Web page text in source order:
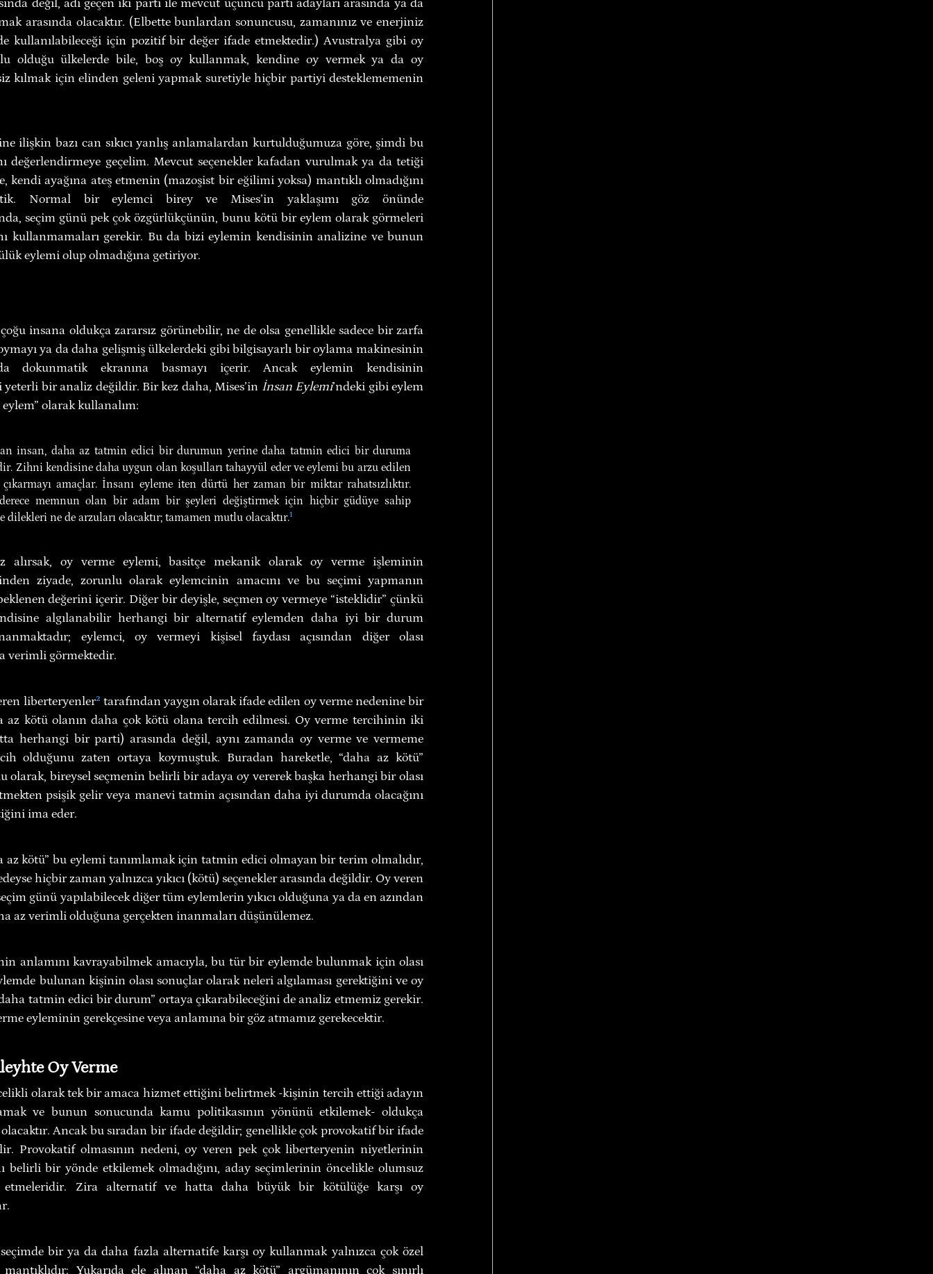
değil, adı geçen iki parti ile mevcut üçüncü parti adayları arasında ya da
arasında olacaktır. (Elbette bunlardan sonuncusu, zamanınız ve enerjiniz
kullanılabileceği için pozitif bir değer ifade etmektedir.) Avustralya gibi oy
olduğu ülkelerde bile, boş oy kullanmak, kendine oy vermek ya da oy
kılmak için elinden geleni yapmak suretiyle hiçbir partiyi desteklememenin
ilişkin bazı can sıkıcı yanlış anlamalardan kurtulduğumuza göre, şimdi bu
değerlendirmeye geçelim. Mevcut seçenekler kafadan vurulmak ya da tetiği
kendi ayağına ateş etmenin (mazoşist bir eğilimi yoksa) mantıklı olmadığını
Normal bir eylemci birey ve Mises’in yaklaşımı göz önünde
seçim günü pek çok özgürlükçünün, bunu kötü bir eylem olarak görmeleri
kullanmamaları gerekir. Bu da bizi eylemin kendisinin analizine ve bunun
eylemi olup olmadığına getiriyor.
insana oldukça zararsız görünebilir, ne de olsa genellikle sadece bir zarfa
ya da daha gelişmiş ülkelerdeki gibi bilgisayarlı bir oylama makinesinin
dokunmatik ekranına basmayı içerir. Ancak eylemin kendisinin
yeterli bir analiz değildir. Bir kez daha, Mises’in İnsan Eylemi’ndeki gibi eylem
eylem” olarak kullanalım:
insan, daha az tatmin edici bir durumun yerine daha tatmin edici bir duruma
Zihni kendisine daha uygun olan koşulları tahayyül eder ve eylemi bu arzu edilen
amaçlar. İnsanı eyleme iten dürtü her zaman bir miktar rahatsızlıktır.
memnun olan bir adam bir şeyleri değiştirmek için hiçbir güdüye sahip
dilekleri ne de arzuları olacaktır; tamamen mutlu olacaktır.¹
alırsak, oy verme eylemi, basitçe mekanik olarak oy verme işleminin
ziyade, zorunlu olarak eylemcinin amacını ve bu seçimi yapmanın
değerini içerir. Diğer bir deyişle, seçmen oy vermeye “isteklidir” çünkü
algılanabilir herhangi bir alternatif eylemden daha iyi bir durum
eylemci, oy vermeyi kişisel faydası açısından diğer olası
verimli görmektedir.
liberteryenler² tarafından yaygın olarak ifade edilen oy verme nedenine bir
az kötü olanın daha çok kötü olana tercih edilmesi. Oy verme tercihinin iki
herhangi bir parti) arasında değil, aynı zamanda oy verme ve vermeme
olduğunu zaten ortaya koymuştuk. Buradan hareketle, “daha az kötü”
olarak, bireysel seçmenin belirli bir adaya oy vererek başka herhangi bir olası
psişik gelir veya manevi tatmin açısından daha iyi durumda olacağını
ima eder.
az kötü” bu eylemi tanımlamak için tatmin edici olmayan bir terim olmalıdır,
hiçbir zaman yalnızca yıkıcı (kötü) seçenekler arasında değildir. Oy veren
günü yapılabilecek diğer tüm eylemlerin yıkıcı olduğuna ya da en azından
az verimli olduğuna gerçekten inanmaları düşünülemez.
anlamını kavrayabilmek amacıyla, bu tür bir eylemde bulunmak için olası
bulunan kişinin olası sonuçlar olarak neleri algılaması gerektiğini ve oy
tatmin edici bir durum” ortaya çıkarabileceğini de analiz etmemiz gerekir.
eyleminin gerekçesine veya anlamına bir göz atmamız gerekecektir.
Oy Verme
olarak tek bir amaca hizmet ettiğini belirtmek -kişinin tercih ettiği adayın
ve bunun sonucunda kamu politikasının yönünü etkilemek- oldukça
Ancak bu sıradan bir ifade değildir; genellikle çok provokatif bir ifade
Provokatif olmasının nedeni, oy veren pek çok liberteryenin niyetlerinin
belirli bir yönde etkilemek olmadığını, aday seçimlerinin öncelikle olumsuz
etmeleridir. Zira alternatif ve hatta daha büyük bir kötülüğe karşı oy
bir ya da daha fazla alternatife karşı oy kullanmak yalnızca çok özel
Yukarıda ele alınan “daha az kötü” argümanının çok sınırlı